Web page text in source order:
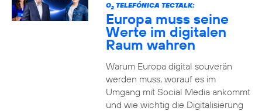
O2TELEFÓNICA TECTALK:
Europa muss seine
Werte im digitalen
Raum wahren
Warum Europa digital souverän
werden muss, worauf es im
Umgang mit Social Media ankommt
und wie wichtig die Digitalisierung